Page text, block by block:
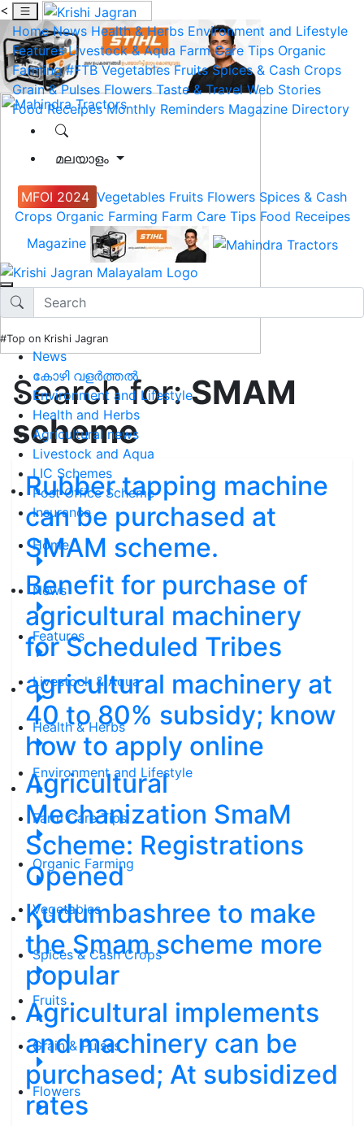
<
Home News Health & Herbs Environment and Lifestyle
Features Livestock & Aqua Farm Care Tips Organic
Farming #FTB Vegetables Fruits Spices & Cash Crops
Grain & Pulses Flowers Taste & Travel Web Stories
Food Receipes Monthly Reminders Magazine Directory
മലയാളം
MFOI 2024 Vegetables Fruits Flowers Spices & Cash
Crops Organic Farming Farm Care Tips Food Receipes
Magazine
#Top on Krishi Jagran
News
കോഴി വളർത്തൽ
Environment and Lifestyle
Health and Herbs
Agricultural news
Livestock and Aqua
LIC Schemes
Post Office Scheme
Insurance
Home
News
Features
Livestock & Aqua
Health & Herbs
Environment and Lifestyle
Farm Care Tips
Organic Farming
Vegetables
Spices & Cash Crops
Fruits
Grain & Pulses
Flowers
Search for:SMAM
scheme
Rubber tapping machine
can be purchased at
SMAM scheme.
Benefit for purchase of
agricultural machinery
for Scheduled Tribes
agricultural machinery at
40 to 80% subsidy; know
how to apply online
Agricultural
Mechanization SmaM
Scheme: Registrations
Opened
Kudumbashree to make
the Smam scheme more
popular
Agricultural implements
and machinery can be
purchased; At subsidized
rates